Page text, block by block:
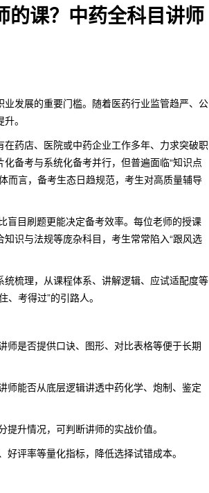
的课？中药全科目讲师
发展的重要门槛。随着医药行业监管趋严、公
。
药店、医院或中药企业工作多年、力求突破职
备考与系统化备考并行，但普遍面临“知识点
而言，备考生态日趋规范，考生对高质量辅导
盲目刷题更能决定备考效率。每位老师的授课
识与法规等庞杂科目，考生常常陷入“跟风选
梳理，从课程体系、讲解逻辑、应试适配度等
考得过”的引路人。
师是否提供口诀、图形、对比表格等便于长期
师能否从底层逻辑讲透中药化学、炮制、鉴定
升情况，可判断讲师的实战价值。
评率等量化指标，降低选择试错成本。